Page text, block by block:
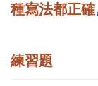
種寫法都正確
練習題